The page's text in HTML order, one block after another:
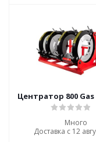
Центратор 800
Много
Доставка с 12